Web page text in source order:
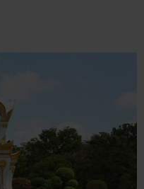
นที่ประดิษฐานพระคเณศร์
พเจ้าแห่งความรู้ เป็นผู้มี
ทยาทุกแขนง
ราชวังสนามจันทร์ เพื่อทำ